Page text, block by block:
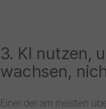
3. KI nutzen,
wachsen,
Einer der am meisten